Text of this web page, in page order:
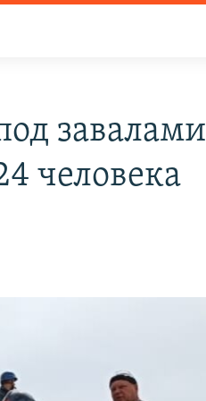
завалами
человека